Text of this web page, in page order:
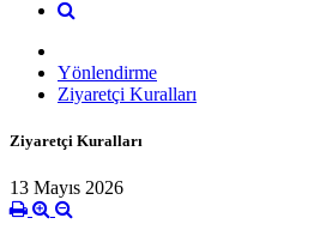
Yönlendirme
Ziyaretçi Kuralları
Ziyaretçi Kuralları
13 Mayıs 2026